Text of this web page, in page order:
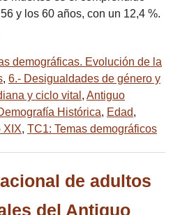
y los 60 años, con un 12,4 %.
demográficas. Evolución de la
, 6.- Desigualdades de género y
y ciclo vital , Antiguo
Histórica, Edad,
XIX, TC1: Temas demográficos
de adultos
del Antiguo